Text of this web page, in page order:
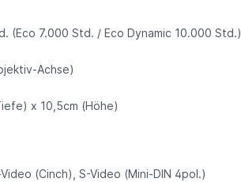
(Eco 7.000 Std. / Eco Dynamic 10.000 Std.)
Achse)
x 10,5cm (Höhe)
(Cinch), S-Video (Mini-DIN 4pol.)